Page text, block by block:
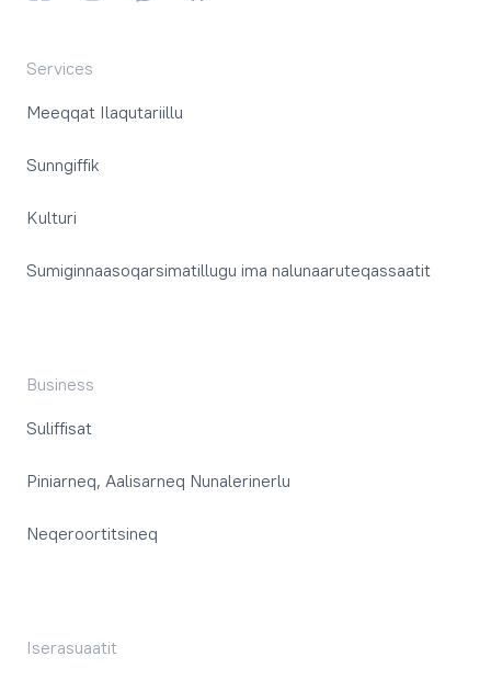
Services
Meeqqat Ilaqutariillu
Sunngiffik
Kulturi
Sumiginnaasoqarsimatillugu ima nalunaaruteqassaatit
Business
Suliffisat
Piniarneq, Aalisarneq Nunalerinerlu
Neqeroortitsineq
Iserasuaatit